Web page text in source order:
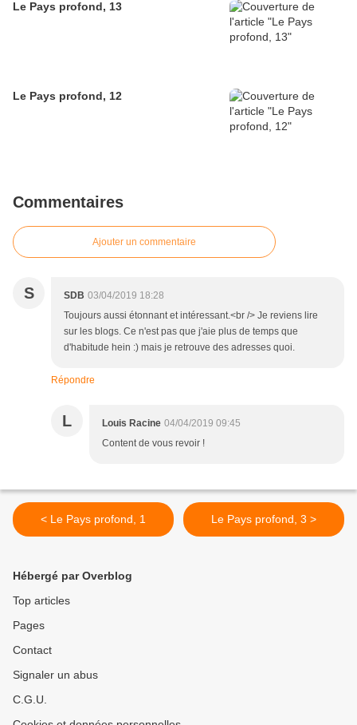
Le Pays profond, 13
Le Pays profond, 12
Commentaires
Ajouter un commentaire
S SDB 03/04/2019 18:28
Toujours aussi étonnant et intéressant.<br /> Je reviens lire
sur les blogs. Ce n'est pas que j'aie plus de temps que
d'habitude hein :) mais je retrouve des adresses quoi.
Répondre
L Louis Racine 04/04/2019 09:45
Content de vous revoir !
< Le Pays profond, 1 Le Pays profond, 3 >
Hébergé par Overblog
Top articles
Pages
Contact
Signaler un abus
C.G.U.